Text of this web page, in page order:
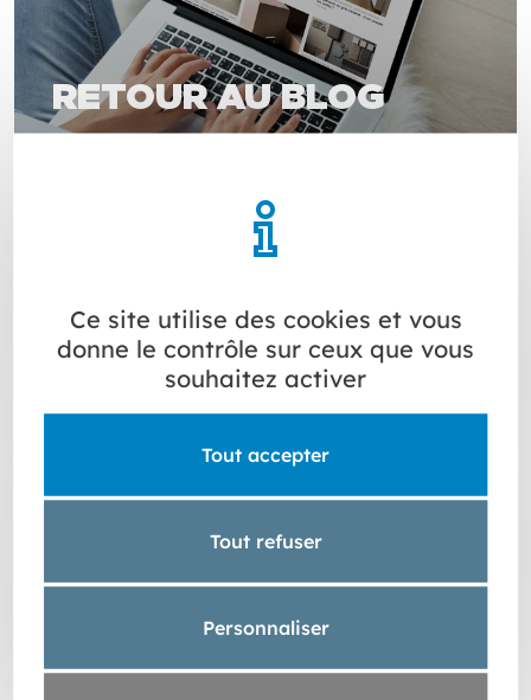
Ce site utilise des cookies et vous
donne le contrôle sur ceux que vous
souhaitez activer
Tout accepter
Tout refuser
Personnaliser
RETOUR AU BLOG
TROUVER UN
SHOWROOM